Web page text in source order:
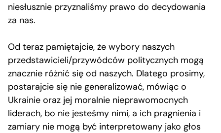
niesłusznie przyznaliśmy prawo do decydowania
za nas.
Od teraz pamiętajcie, że wybory naszych
przedstawicieli/przywódców politycznych mogą
znacznie różnić się od naszych. Dlatego prosimy,
postarajcie się nie generalizować, mówiąc o
Ukrainie oraz jej moralnie nieprawomocnych
liderach, bo nie jesteśmy nimi, a ich pragnienia i
zamiary nie mogą być interpretowany jako głos